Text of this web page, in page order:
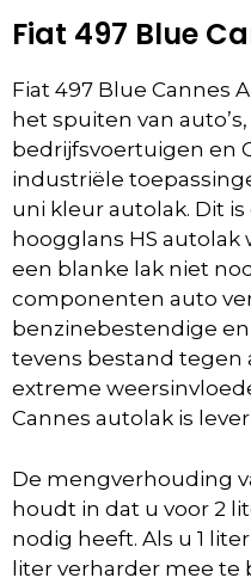
Fiat 497 Blue
Fiat 497 Blue Cannes
het spuiten van
bedrijfsvoertuigen en
industriële
uni kleur autolak. Dit
hoogglans HS
een blanke lak niet
componenten auto
benzinebestendige
tevens bestand tegen
extreme
Cannes autolak is
De mengverhouding
houdt in dat u voor 2
nodig heeft. Als u 1
liter verharder mee te